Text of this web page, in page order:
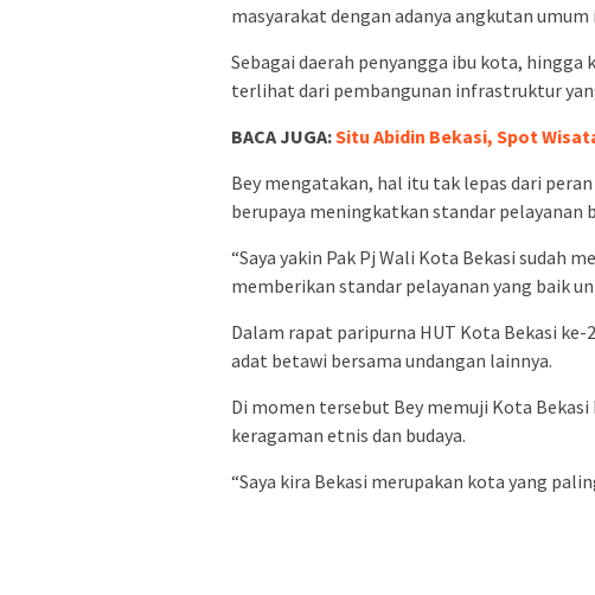
masyarakat dengan adanya angkutan umum
Sebagai daerah penyangga ibu kota,
terlihat dari pembangunan infrastruktur
BACA JUGA:Situ Abidin Bekasi, Spot
Bey mengatakan, hal itu tak lepas dari
berupaya meningkatkan standar pelayanan
“Saya yakin Pak Pj Wali Kota Bekasi sudah
memberikan standar pelayanan yang baik
Dalam rapat paripurna HUT Kota Bekasi
adat betawi bersama undangan lainnya.
Di momen tersebut Bey memuji Kota
keragaman etnis dan budaya.
“Saya kira Bekasi merupakan kota yang